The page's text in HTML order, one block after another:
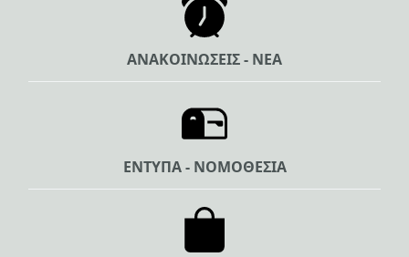
ΑΝΑΚΟΙΝΩΣΕΙΣ - ΝΕΑ
ΕΝΤΥΠΑ - ΝΟΜΟΘΕΣΙΑ